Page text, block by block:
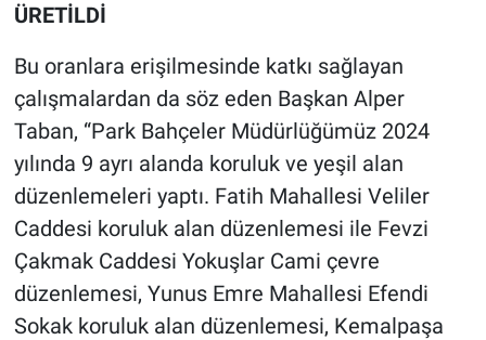
ÜRETİLDİ
Bu oranlara erişilmesinde katkı sağlayan
çalışmalardan da söz eden Başkan Alper
Taban, “Park Bahçeler Müdürlüğümüz 2024
yılında 9 ayrı alanda koruluk ve yeşil alan
düzenlemeleri yaptı. Fatih Mahallesi Veliler
Caddesi koruluk alan düzenlemesi ile Fevzi
Çakmak Caddesi Yokuşlar Cami çevre
düzenlemesi, Yunus Emre Mahallesi Efendi
Sokak koruluk alan düzenlemesi, Kemalpaşa